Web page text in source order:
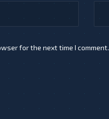
for the next time I comment.